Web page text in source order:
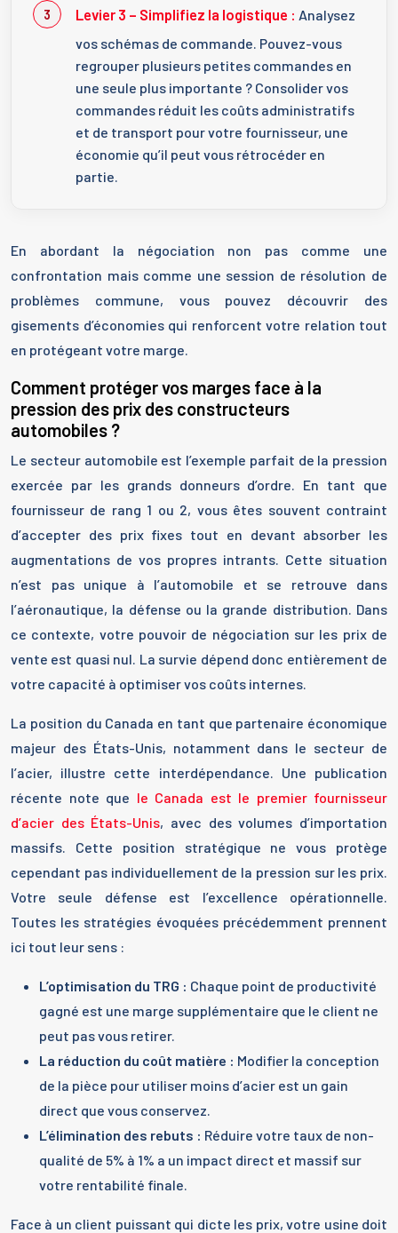
Levier 3 – Simplifiez la logistique : Analysez
vos schémas de commande. Pouvez-vous
regrouper plusieurs petites commandes en
une seule plus importante ? Consolider vos
commandes réduit les coûts administratifs
et de transport pour votre fournisseur, une
économie qu’il peut vous rétrocéder en
partie.
En abordant la négociation non pas comme une
confrontation mais comme une session de résolution de
problèmes commune, vous pouvez découvrir des
gisements d’économies qui renforcent votre relation tout
en protégeant votre marge.
Comment protéger vos marges face à la
pression des prix des constructeurs
automobiles ?
Le secteur automobile est l’exemple parfait de la pression
exercée par les grands donneurs d’ordre. En tant que
fournisseur de rang 1 ou 2, vous êtes souvent contraint
d’accepter des prix fixes tout en devant absorber les
augmentations de vos propres intrants. Cette situation
n’est pas unique à l’automobile et se retrouve dans
l’aéronautique, la défense ou la grande distribution. Dans
ce contexte, votre pouvoir de négociation sur les prix de
vente est quasi nul. La survie dépend donc entièrement de
votre capacité à optimiser vos coûts internes.
La position du Canada en tant que partenaire économique
majeur des États-Unis, notamment dans le secteur de
l’acier, illustre cette interdépendance. Une publication
récente note que le Canada est le premier fournisseur
d’acier des États-Unis, avec des volumes d’importation
massifs. Cette position stratégique ne vous protège
cependant pas individuellement de la pression sur les prix.
Votre seule défense est l’excellence opérationnelle.
Toutes les stratégies évoquées précédemment prennent
ici tout leur sens :
L’optimisation du TRG : Chaque point de productivité
gagné est une marge supplémentaire que le client ne
peut pas vous retirer.
La réduction du coût matière : Modifier la conception
de la pièce pour utiliser moins d’acier est un gain
direct que vous conservez.
L’élimination des rebuts : Réduire votre taux de non-
qualité de 5% à 1% a un impact direct et massif sur
votre rentabilité finale.
Face à un client puissant qui dicte les prix, votre usine doit